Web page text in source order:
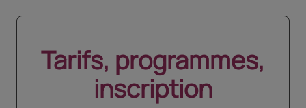
Tarifs, programmes,
inscription